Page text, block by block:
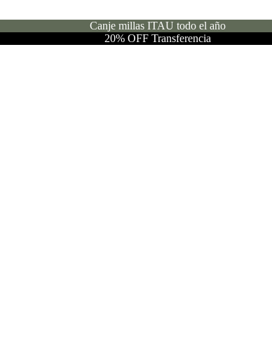
Canje millas ITAU todo el año
20% OFF Transferencia